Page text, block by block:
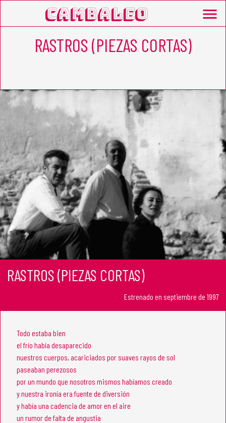
Cambaleo menu
RASTROS (PIEZAS CORTAS)
RASTROS (PIEZAS CORTAS)
Estrenado en septiembre de 1997
Todo estaba bien
el frío había desaparecido
nuestros cuerpos, acariciados por suaves rayos de sol
paseaban perezosos
por un mundo que nosotros mismos habíamos creado
y nuestra ironía era fuente de diversión
y había una cadencia de amor en el aire
un rumor de falta de angustia